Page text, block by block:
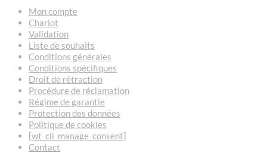
Mon compte
Chariot
Validation
Liste de souhaits
Conditions générales
Conditions spécifiques
Droit de rétraction
Procédure de réclamation
Régime de garantie
Protection des données
Politique de cookies
[wt_cli_manage_consent]
Contact